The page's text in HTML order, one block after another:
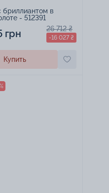
бриллиантом в
- 512391
грн 26 712 ₴
-16 027 ₴
Купить